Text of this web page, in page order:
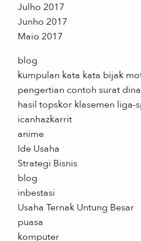
Julho 2017
Junho 2017
Maio 2017
blog
kumpulan kata kata bijak
pengertian contoh surat
hasil topskor klasemen liga-
icanhazkarrit
anime
Ide Usaha
Strategi Bisnis
blog
inbestasi
Usaha Ternak Untung Besar
puasa
komputer